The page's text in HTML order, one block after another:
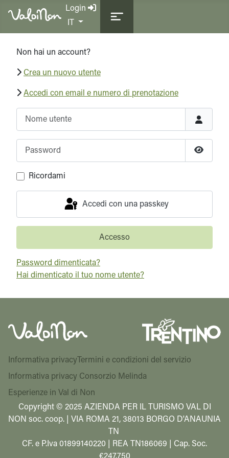
Login
Seleziona la tua lingua
IT
Non hai un account?
Crea un nuovo utente
Accedi con email e numero di prenotazione
Mostra
Ricordami
Accedi con una passkey
Accesso
Password dimenticata?
Hai dimenticato il tuo nome utente?
Informativa privacy Termini e condizioni del servizio
Informativa privacy Consorzio Melinda
Esperienze in Val di Non
Copyright © 2025 AZIENDA PER IL TURISMO VAL DI
NON soc. coop. | VIA ROMA 21, 38013 BORGO D'ANAUNIA
TN
CF. e P.Iva 01899140220 | REA TN186069 | Cap. Soc.